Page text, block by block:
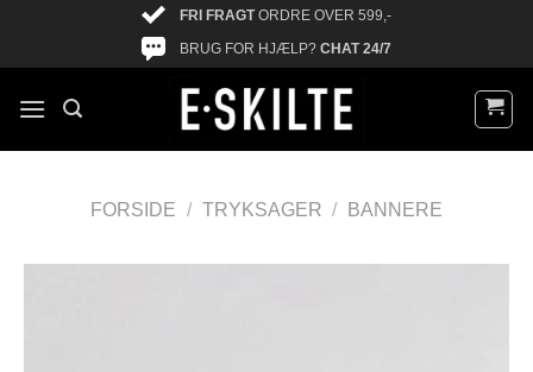
FRI FRAGTORDRE OVER 599,-
BRUG FOR HJÆLP? CHAT 24/7
FORSIDE / TRYKSAGER / BANNERE